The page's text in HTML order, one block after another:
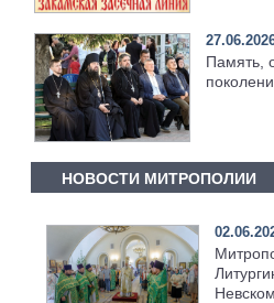
Память,
НОВОСТИ МИТРОПОЛИИ